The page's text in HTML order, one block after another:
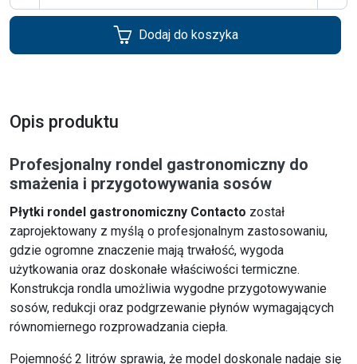
Dodaj do koszyka
Opis produktu
Profesjonalny rondel gastronomiczny do
smażenia i przygotowywania sosów
Płytki rondel gastronomiczny Contacto został
zaprojektowany z myślą o profesjonalnym zastosowaniu,
gdzie ogromne znaczenie mają trwałość, wygoda
użytkowania oraz doskonałe właściwości termiczne.
Konstrukcja rondla umożliwia wygodne przygotowywanie
sosów, redukcji oraz podgrzewanie płynów wymagających
równomiernego rozprowadzania ciepła.
Pojemność 2 litrów sprawia, że model doskonale nadaje się